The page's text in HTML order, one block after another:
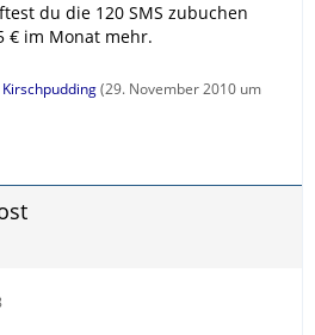
du die 120 SMS zubuchen
€ im Monat mehr.
Kirschpudding(29. November 2010 um